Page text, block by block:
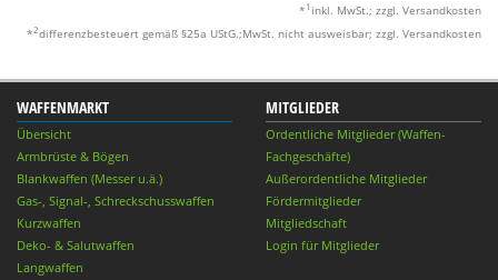
* 1 inkl. MwSt.; zzgl. Versandkosten
*2differenzbesteuert gemäß §25a UStG.;MwSt. nicht ausweisbar; zzgl. Versandkosten
WAFFENMARKT
Übersicht
Armbrüste & Bögen
Blankwaffen (Messer u.ä.)
Gas-, Signal-, Schreckschusswaffen
Kurzwaffen
Deko- & Salutwaffen
Langwaffen
MITGLIEDER
Ordentliche Mitglieder (Waffen-
Fachgeschäfte)
Außerordentliche Mitglieder
Fördermitglieder
Mitgliedschaft
Login für Mitglieder